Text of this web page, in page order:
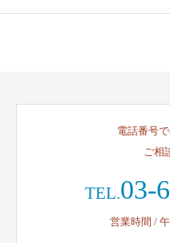
電話番号
ご相
TEL.03-
営業時間 /